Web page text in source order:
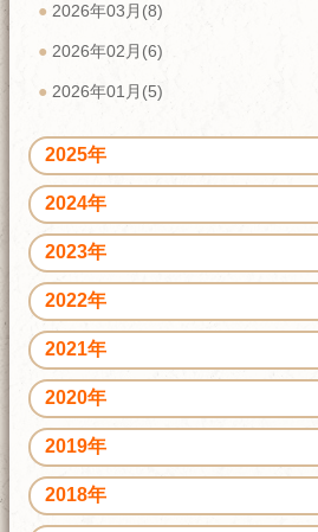
2026年03月(8)
2026年02月(6)
2026年01月(5)
2025年
2024年
2023年
2022年
2021年
2020年
2019年
2018年